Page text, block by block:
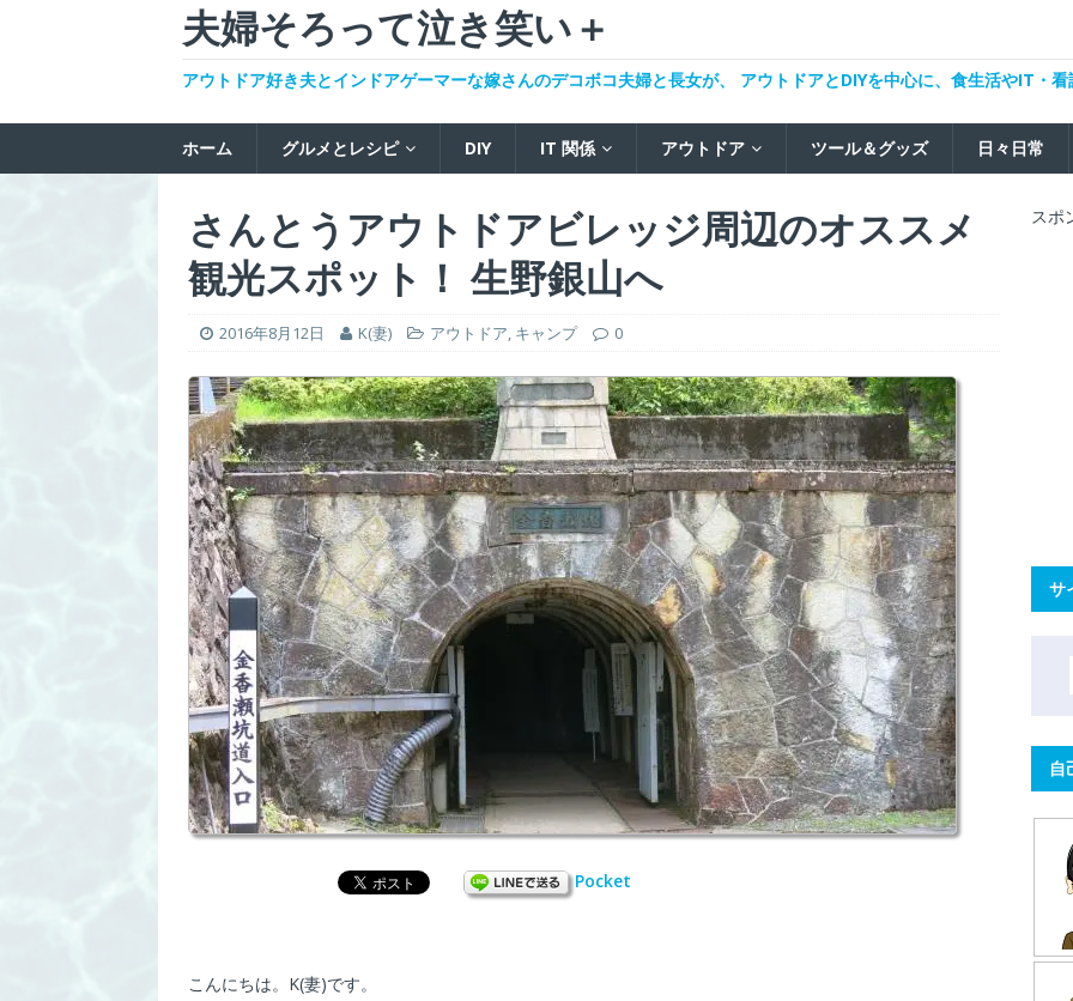
夫婦そろって泣き笑い＋
アウトドア好き夫とインドアゲーマーな嫁さんのデコボコ夫婦と長女が、 アウトドアとDIYを中心に、食生活やIT・
ホーム グルメとレシピ DIY IT 関係 アウトドア ツール＆グッズ 日々日常
さんとうアウトドアビレッジ周辺のオススメ
観光スポット！ 生野銀山へ
2016年8月12日 K(妻) アウトドア, キャンプ 0
Pocket
こんにちは。K(妻)です。
スポ
サ
自